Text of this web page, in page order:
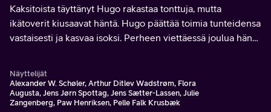
Kaksitoista täyttänyt Hugo rakastaa tonttuja, mutta
ikätoverit kiusaavat häntä. Hugo päättää toimia tunteidensa
vastaisesti ja kasvaa isoksi. Perheen viettäessä joulua hän
Näyttelijät
Alexander W. Schøler, Arthur Ditlev Wadstrøm, Flora
Augusta, Jens Jørn Spottag, Jens Sætter-Lassen, Julie
Zangenberg, Paw Henriksen, Pelle Falk Krusbæk